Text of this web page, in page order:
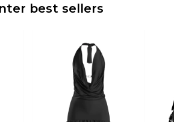
best sellers